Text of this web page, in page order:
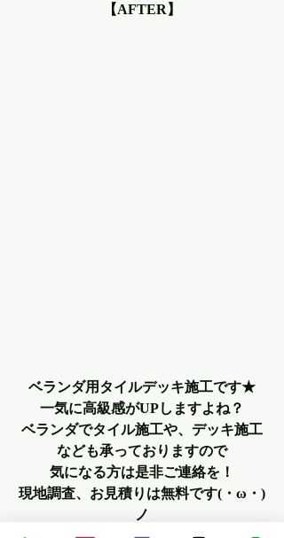
【AFTER】
ベランダ用タイルデッキ施工です★
一気に高級感がUPしますよね？
ベランダでタイル施工や、デッキ施工
なども承っておりますので
気になる方は是非ご連絡を！
現地調査、お見積りは無料です(・ω・)
ノ